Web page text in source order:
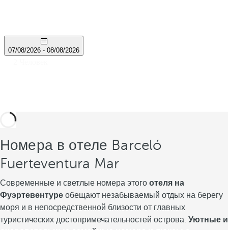
Номера в отеле Barceló
Fuerteventura Mar
Современные и светлые номера этого отеля на
Фуэртевентуре обещают незабываемый отдых на берегу
моря и в непосредственной близости от главных
туристических достопримечательностей острова. Уютные и